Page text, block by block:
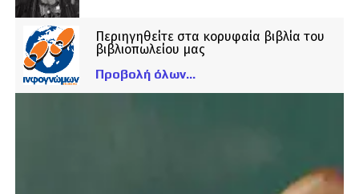
Περιηγηθείτε στα κορυφαία βιβλία του
βιβλιοπωλείου μας
Προβολή όλων